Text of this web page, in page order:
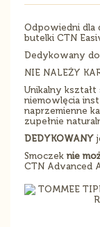
Odpowiedni dla
butelki CTN
Dedykowany do
NIE NALEŻY
Unikalny
niemowlęcia
naprzemienne
zupełnie
DEDYKOWANY
Smoczek nie
CTN Advanced